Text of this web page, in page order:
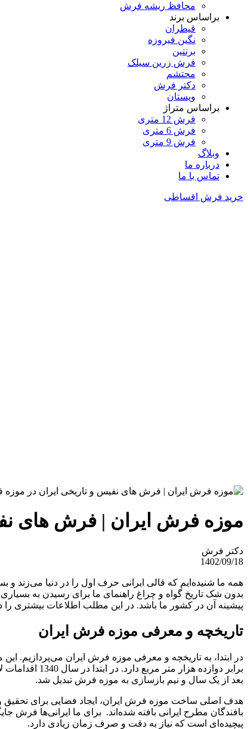
محافظ ریشه فرش
براساس برند
قیطران
نگین فیروزه
برنتین
فرش زرین سیلک
محتشم
دکتر فرش
ویستان
براساس متراژ
فرش 12 متری
فرش 6 متری
فرش 9 متری
وبلاگ
درباره ما
تماس با ما
خرید فرش اقساطی
موزه فرش ایران | فرش های
دکتر فرش
1402/09/18
همه ما شنیده‌ایم که قالی ایرانی حرف اول را در دنیا می‌زند
بدون شک تاریخ گواه و چراغ راهنمای ما برای رسیدن به
پیشینه آن در کشور ما باشد. در این مطلب اطلاعات بیشتری
تاریخچه و معرفی موزه فرش ایران
بعد از یک سال و نیم بازسازی به موزه فرش تبدیل شد.
هدف اصلی ساخت موزه فرش ایران، ایجاد فضایی برای تحقیق
بافندگان مطرح ایرانی بافته شده‌اند. برای ما ایرانی‌ها
پیچیده‌ای است که نیاز به دقت و صرف زمان زیادی دارد.